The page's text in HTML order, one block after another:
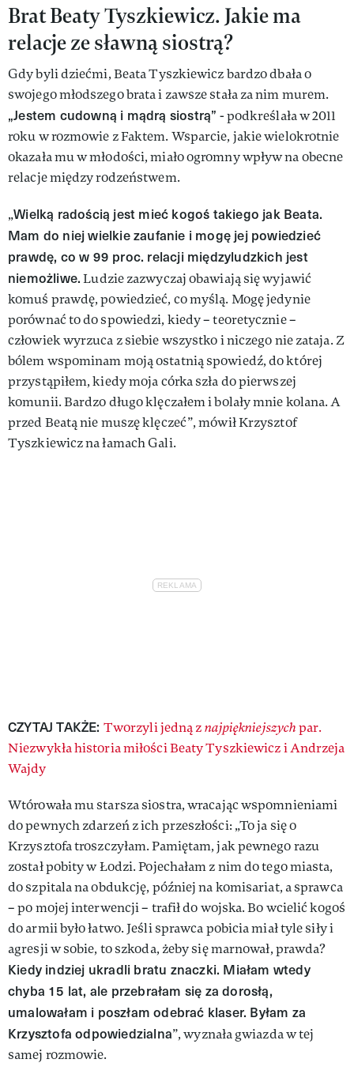
Brat Beaty Tyszkiewicz. Jakie ma
relacje ze sławną siostrą?
Gdy byli dziećmi, Beata Tyszkiewicz bardzo dbała o
swojego młodszego brata i zawsze stała za nim murem.
„Jestem cudowną i mądrą siostrą” - podkreślała w 2011
roku w rozmowie z Faktem. Wsparcie, jakie wielokrotnie
okazała mu w młodości, miało ogromny wpływ na obecne
relacje między rodzeństwem.
„Wielką radością jest mieć kogoś takiego jak Beata.
Mam do niej wielkie zaufanie i mogę jej powiedzieć
prawdę, co w 99 proc. relacji międzyludzkich jest
niemożliwe.Ludzie zazwyczaj obawiają się wyjawić
komuś prawdę, powiedzieć, co myślą. Mogę jedynie
porównać to do spowiedzi, kiedy – teoretycznie –
człowiek wyrzuca z siebie wszystko i niczego nie zataja. Z
bólem wspominam moją ostatnią spowiedź, do której
przystąpiłem, kiedy moja córka szła do pierwszej
komunii. Bardzo długo klęczałem i bolały mnie kolana. A
przed Beatą nie muszę klęczeć”, mówił Krzysztof
Tyszkiewicz na łamach Gali.
CZYTAJ TAKŻE: Tworzyli jedną znajpiękniejszychpar.
Niezwykła historia miłości Beaty Tyszkiewicz i Andrzeja
Wajdy
Wtórowała mu starsza siostra, wracając wspomnieniami
do pewnych zdarzeń z ich przeszłości: „To ja się o
Krzysztofa troszczyłam. Pamiętam, jak pewnego razu
został pobity w Łodzi. Pojechałam z nim do tego miasta,
do szpitala na obdukcję, później na komisariat, a sprawca
– po mojej interwencji – trafił do wojska. Bo wcielić kogoś
do armii było łatwo. Jeśli sprawca pobicia miał tyle siły i
agresji w sobie, to szkoda, żeby się marnował, prawda?
Kiedy indziej ukradli bratu znaczki. Miałam wtedy
chyba 15 lat, ale przebrałam się za dorosłą,
umalowałam i poszłam odebrać klaser. Byłam za
Krzysztofa odpowiedzialna”, wyznała gwiazda w tej
samej rozmowie.